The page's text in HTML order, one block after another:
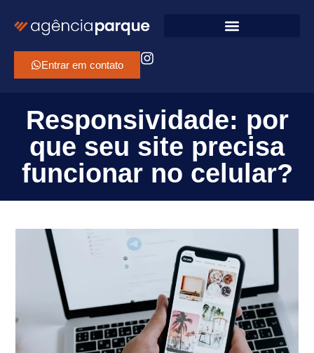
Entrar em contato
Responsividade: por
que seu site precisa
funcionar no celular?